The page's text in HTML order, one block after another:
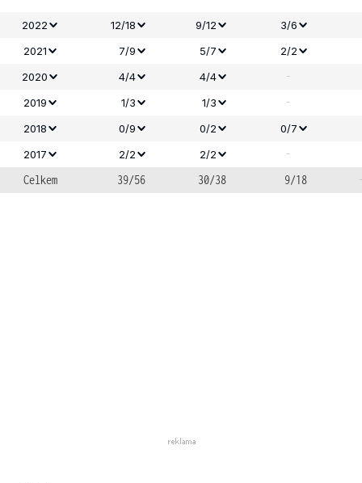
2022 12/18 9/12
3/6
2021
7/9 5/7
2/2
2020
4/4 4/4 -
2019 1/3 1/3 -
2018 0/9 0/2
0/7
2017
2/2 2/2
-
Celkem
39/56 30/38 9/18